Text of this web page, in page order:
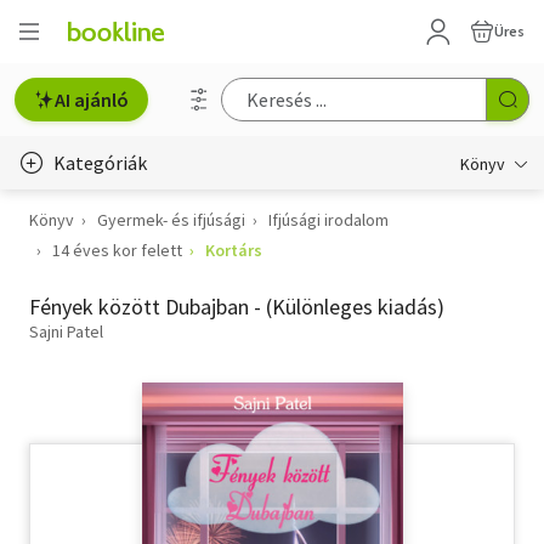
Üres
AI ajánló
Kategóriák Könyv
Életmód, egészség
Gyermek- és ifjúsági
Hobbi, szabadidő
Könyv Gyermek- és ifjúsági
Ifjúsági irodalom
14 éves kor felett
Kortárs
Fények között Dubajban - (Különleges kiadás)
Sajni Patel